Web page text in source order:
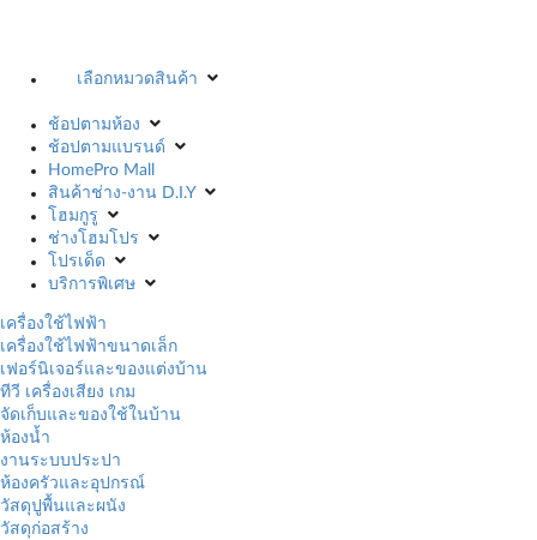
เลือกหมวดสินค้า
ช้อปตามห้อง
ช้อปตามแบรนด์
HomePro Mall
สินค้าช่าง-งาน D.I.Y
โฮมกูรู
ช่างโฮมโปร
โปรเด็ด
บริการพิเศษ
เครื่องใช้ไฟฟ้า
เครื่องใช้ไฟฟ้าขนาดเล็ก
เฟอร์นิเจอร์และของแต่งบ้าน
ทีวี เครื่องเสียง เกม
จัดเก็บและของใช้ในบ้าน
ห้องน้ำ
งานระบบประปา
ห้องครัวและอุปกรณ์
วัสดุปูพื้นและผนัง
วัสดุก่อสร้าง